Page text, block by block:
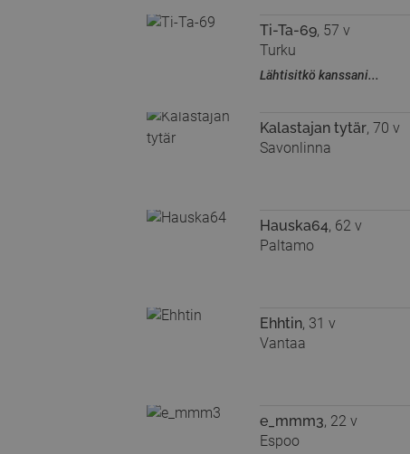
Ti-Ta-69, 57 v
Turku
Lähtisitkö kanssani...
Kalastajan tytär, 70 v
Savonlinna
Hauska64, 62 v
Paltamo
Ehhtin, 31 v
Vantaa
e_mmm3, 22 v
Espoo